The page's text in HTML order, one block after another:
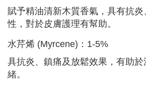
賦予精油清新木質香氣，具有抗
性，對於皮膚護理有幫助。
水芹烯 (Myrcene)：1-5%
具抗炎、鎮痛及放鬆效果，有助
緒。